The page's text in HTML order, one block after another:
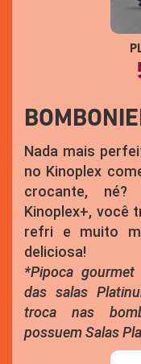
Nada mais
no Kinoplex
crocante,
Kinoplex+, você
refri e muito
deliciosa!
*Pipoca
das salas
troca nas
possuem Salas